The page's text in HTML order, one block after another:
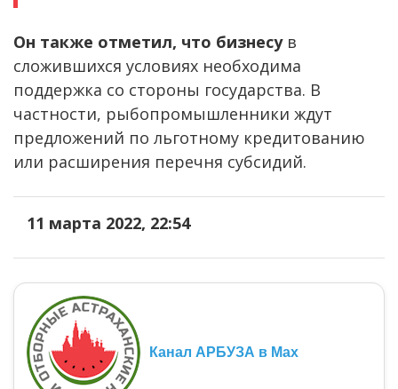
Он также отметил, что бизнесув
сложившихся условиях необходима
поддержка со стороны государства. В
частности, рыбопромышленники ждут
предложений по льготному кредитованию
или расширения перечня субсидий.
11 марта 2022, 22:54
Канал АРБУЗА в Max